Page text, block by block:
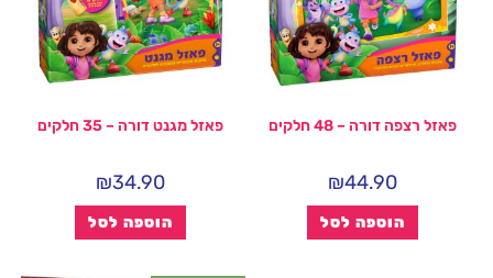
פאזל רצפה דורה – 48 חלקים
₪44.90
הוספה לסל
פאזל מגנט דורה – 35 חלקים
₪34.90
הוספה לסל